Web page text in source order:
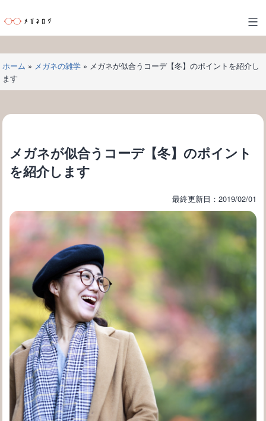
ン
テ
ツ
へ
ス
ッ
メ
ガ
ネ
ロ
グ
ホーム » メガネの雑学» メガネが似合うコーデ【冬】のポイントを紹介し
ます
メガネが似合うコーデ【冬】のポイント
を紹介します
最終更新日：2019/02/01